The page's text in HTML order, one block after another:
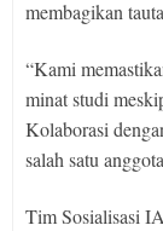
membagikan
“Kami
minat studi
Kolaborasi
salah satu
Tim Sosialisasi